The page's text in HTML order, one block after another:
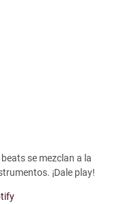
se mezclan a la
¡Dale play!